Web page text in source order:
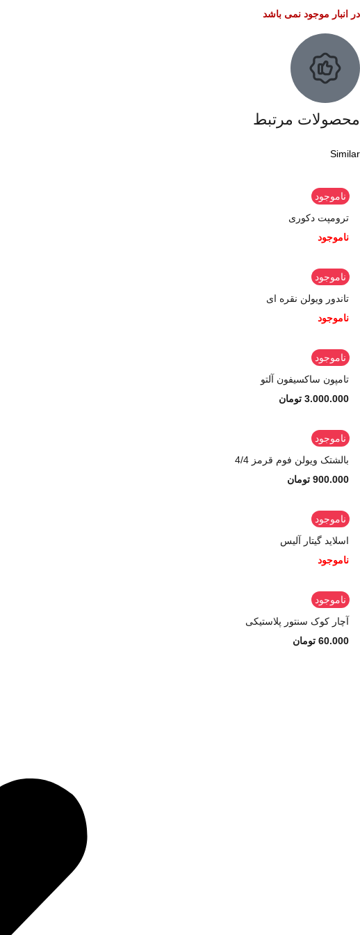
در انبار موجود نمی باشد
محصولات مرتبط
Similar
ناموجود
ترومپت دکوری
ناموجود
ناموجود
تاندور ویولن نقره ای
ناموجود
ناموجود
تامپون ساکسیفون آلتو
3.000.000 تومان
ناموجود
بالشتک ویولن فوم قرمز 4/4
900.000 تومان
ناموجود
اسلاید گیتار آلیس
ناموجود
ناموجود
آچار کوک سنتور پلاستیکی
60.000 تومان